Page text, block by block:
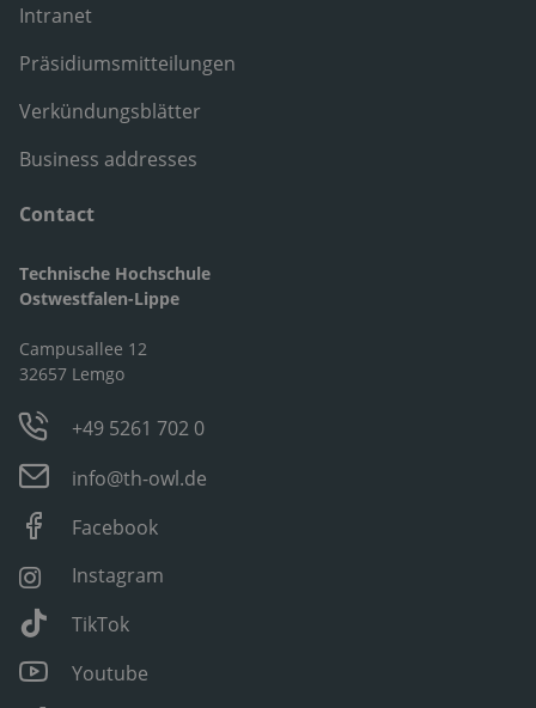
Intranet
Präsidiumsmitteilungen
Verkündungsblätter
Business addresses
Contact
Technische Hochschule
Ostwestfalen-Lippe
Campusallee 12
32657 Lemgo
+49 5261 702 0
info@th-owl.de
Facebook
Instagram
TikTok
Youtube